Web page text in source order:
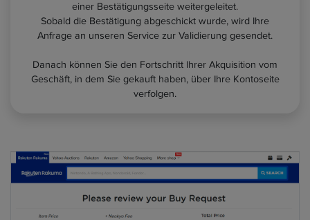
einer Bestätigungsseite weitergeleitet.
Sobald die Bestätigung abgeschickt wurde, wird Ihre
Anfrage an unseren Service zur Validierung gesendet.
Danach können Sie den Fortschritt Ihrer Akquisition vom
Geschäft, in dem Sie gekauft haben, über Ihre Kontoseite
verfolgen.